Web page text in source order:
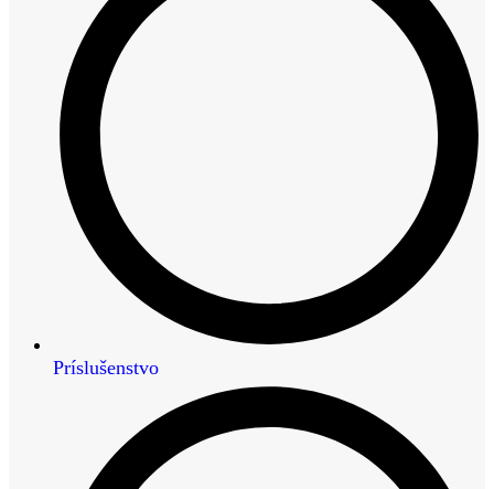
Príslušenstvo